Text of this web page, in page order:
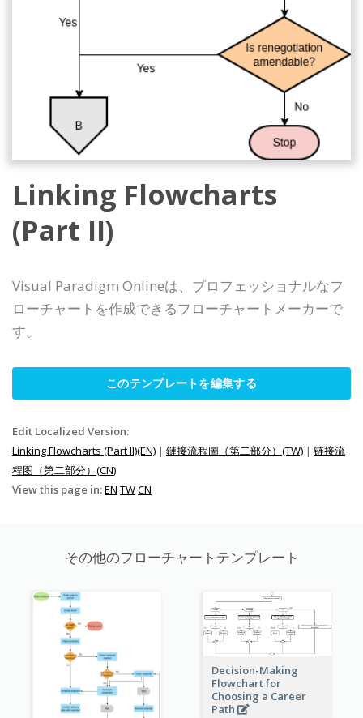
Linking Flowcharts
(Part II)
Visual Paradigm Onlineは、プロフェッショナルなフ
ローチャートを作成できるフローチャートメーカーで
す。
このテンプレートを編集する
Edit Localized Version:
Linking Flowcharts (Part II)(EN) | 鏈接流程圖（第二部分）(TW) | 链接流
程图（第二部分）(CN)
View this page in:EN TWCN
その他のフローチャートテンプレート
Decision-Making
Flowchart for
Choosing a Career
Path